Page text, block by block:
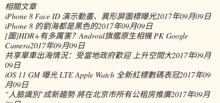
相關文章
iPhone 8 Face ID 演示動畫、異形屏圖標曝光2017年09月09日
iPhone 8 的劉海都是黑色的2017年09月09日
[圖]HDR+有多厲害？Android旗艦原生相機 PK Google
Camera2017年09月09日
共享單車出海情況：受當地政府歡迎 上升空間大2017年09月
09日
iOS 11 GM 曝光 LTE Apple Watch 全新紅標數碼表冠2017年09
月09日
"人臉識別"成新趨勢 將在北京市所有公租房推廣2017年09月